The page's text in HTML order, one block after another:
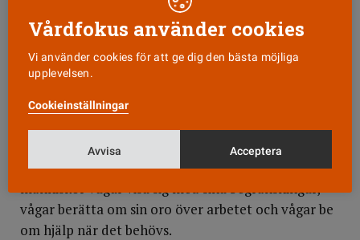
för att kunna skapa en atmosfär där patienterna
känner sig sedda, bejakade, trygga och tillitsfulla.
Margareta Asp medger att den ambitionen låter
långt från dagens vårdverklighet.
? Men vi måste belysa vad vila är för att skapa
medvetenhet som kan leda till en förändring.
Det är ingen omöjlighet att skapa ett klimat där
människor vågar visa sig med sina begränsningar,
vågar berätta om sin oro över arbetet och vågar be
om hjälp när det behövs.
Vårdfokus använder cookies
Vi använder cookies för att ge dig den bästa möjliga
upplevelsen.
Cookieinställningar
Avvisa Acceptera